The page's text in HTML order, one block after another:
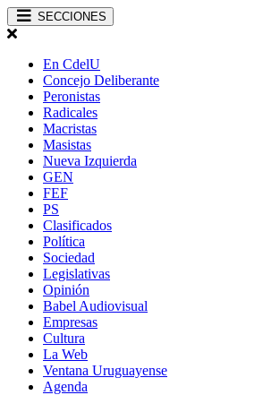
SECCIONES
En CdelU
Concejo Deliberante
Peronistas
Radicales
Macristas
Masistas
Nueva Izquierda
GEN
FEF
PS
Clasificados
Política
Sociedad
Legislativas
Opinión
Babel Audiovisual
Empresas
Cultura
La Web
Ventana Uruguayense
Agenda